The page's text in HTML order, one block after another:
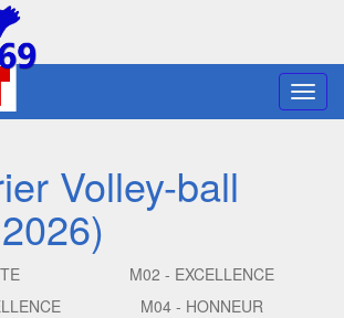
Volley-ball
M02 - EXCELLENCE
M04 - HONNEUR